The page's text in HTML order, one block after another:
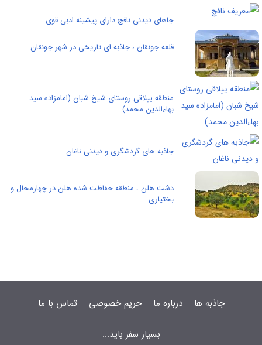
جاهای دیدنی نافج دارای پیشینه ادبی قوی
قلعه جونقان ، جاذبه ای تاریخی در شهر جونقان
منطقه ییلاقی روستای شیخ شبان (امامزاده سید
بهاءالدین محمد)
جاذبه های گردشگری و دیدنی ناغان
دشت هلن ، منطقه حفاظت شده هلن در چهارمحال و
بختیاری
جاذبه ها درباره ما حریم خصوصی تماس با ما
بسیار سفر باید...